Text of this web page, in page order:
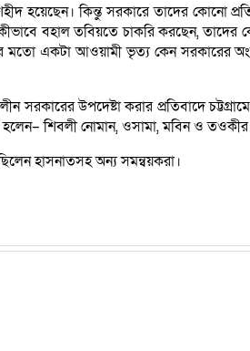
হয়েছেন। কিন্তু সরকারে তাদের কোনো
বহাল তবিয়তে চাকরি করছেন, তাদের
মতো একটা আওয়ামী ভৃত্য কেন সরকারের
সরকারের উপদেষ্টা করার প্রতিবাদে
শিবলী নোমান, ওসামা, মবিন ও
হাসনাতসহ অন্য সমন্বয়করা।